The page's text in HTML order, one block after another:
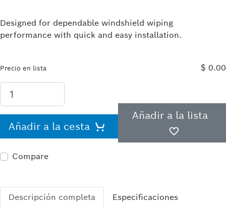
Designed for dependable windshield wiping
performance with quick and easy installation.
Precio en lista $ 0.00
Añadir a la cesta
Añadir a la lista
Compare
Descripción completa
Especificaciones